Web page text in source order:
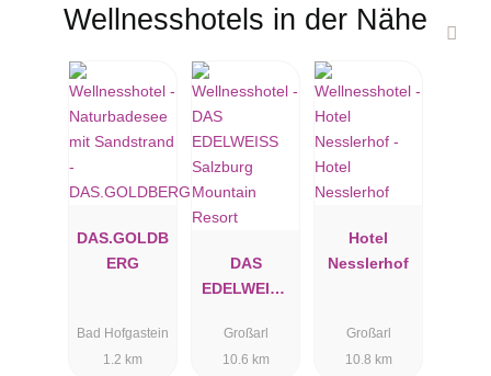
Wellnesshotels in der Nähe
DAS.GOLDB
ERG
Bad Hofgastein
1.2 km
DAS
EDELWEISS
Mountain
Resort
Großarl
10.6 km
Hotel
Nesslerhof
Großarl
10.8 km